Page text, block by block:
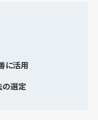
に活用
の選定